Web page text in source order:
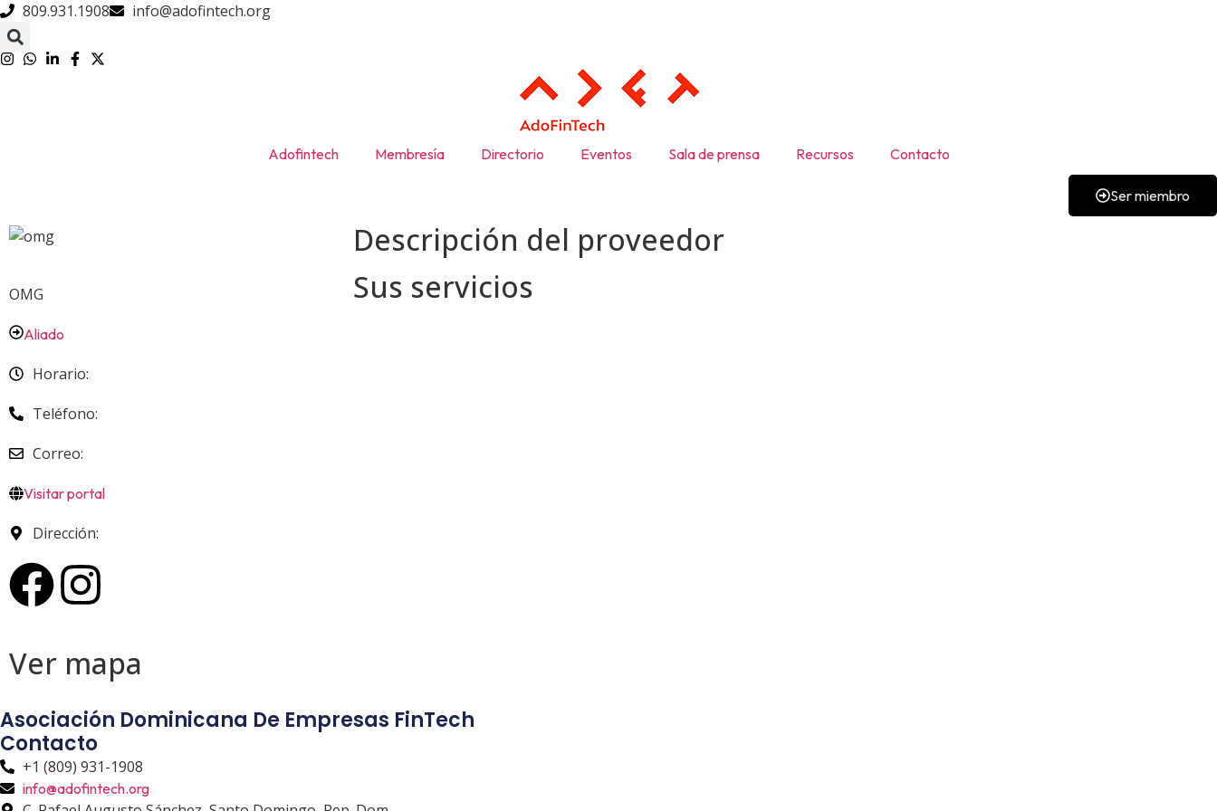
809.931.1908 info@adofintech.org
Adofintech Membresía Directorio Eventos Sala de prensa Recursos Contacto
Ser miembro
OMG
Aliado
Horario:
Teléfono:
Correo:
Visitar portal
Dirección:
Ver mapa
Descripción del proveedor
Sus servicios
Asociación Dominicana De Empresas FinTech
Contacto
+1 (809) 931-1908
info@adofintech.org